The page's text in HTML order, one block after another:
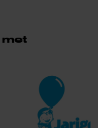
met